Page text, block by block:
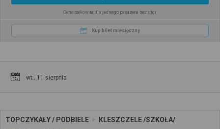
Cena całkowita dla jednego pasażera bez ulgi
Kup bilet miesięczny
wt.. 11 sierpnia
TOPCZYKAŁY / PODBIELE KLESZCZELE /SZKOŁA/